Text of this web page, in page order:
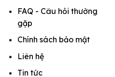
FAQ - Câu hỏi thường
gặp
Chính sách bảo mật
Liên hệ
Tin tức